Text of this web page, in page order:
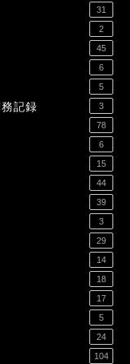
31
2
45
6
5
記録 3
78
6
15
44
39
3
29
14
18
17
5
24
104